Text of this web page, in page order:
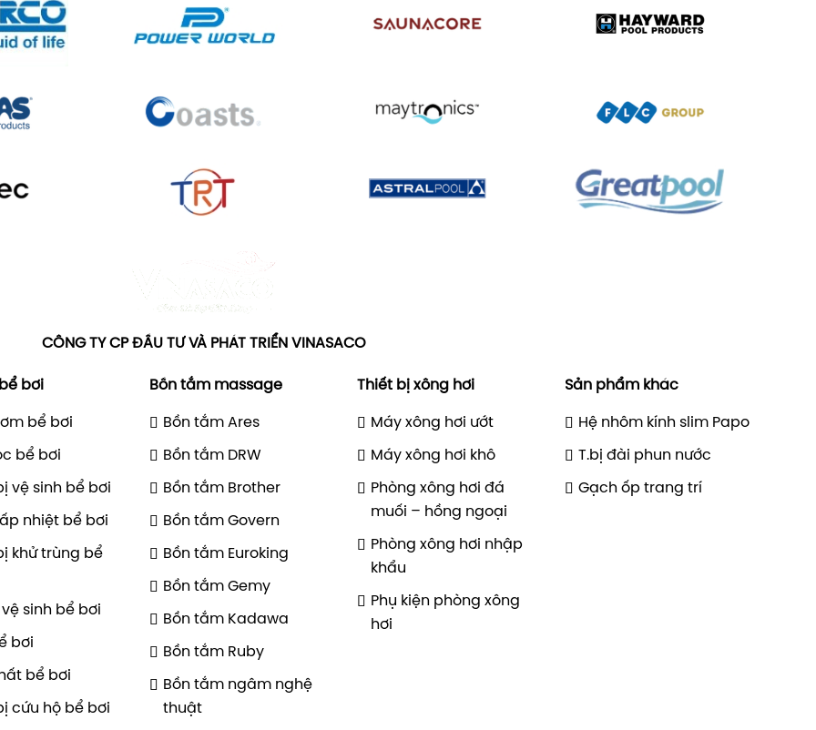
CÔNG TY CP ĐẦU TƯ VÀ PHÁT TRIỂN VINASACO
bơi
bể bơi
bể bơi
vệ sinh bể bơi
nhiệt bể bơi
khử trùng bể
sinh bể bơi
bơi
bể bơi
cứu hộ bể bơi
Bồn tắm massage
Bồn tắm Ares
Bồn tắm DRW
Bồn tắm Brother
Bồn tắm Govern
Bồn tắm Euroking
Bồn tắm Gemy
Bồn tắm Kadawa
Bồn tắm Ruby
Bồn tắm ngâm nghệ
thuật
Thiết bị xông hơi
Máy xông hơi ướt
Máy xông hơi khô
Phòng xông hơi đá
muối – hồng ngoại
Phòng xông hơi nhập
khẩu
Phụ kiện phòng xông
hơi
Sản phẩm khác
Hệ nhôm kính slim Papo
T.bị đài phun nước
Gạch ốp trang trí